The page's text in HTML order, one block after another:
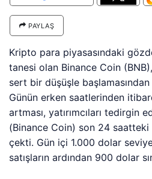
PAYLAŞ
Kripto para piyasasındaki
tanesi olan Binance Coin (BNB),
sert bir düşüşle
Günün erken saatlerinden
artması, yatırımcıları tedirgin
(Binance Coin) son 24 saatteki
çekti. Gün içi 1.000 dolar
satışların ardından 900 dolar